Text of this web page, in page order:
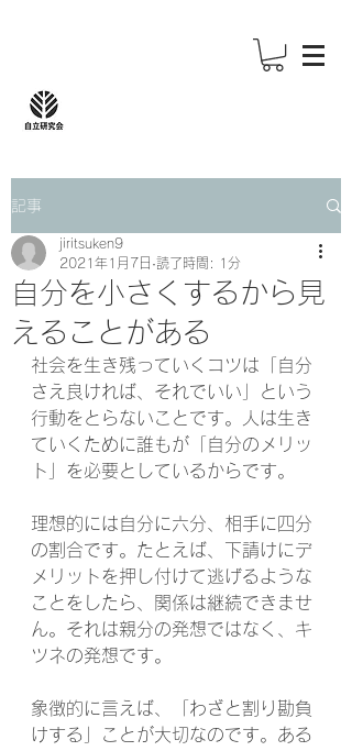
記事
自分を小さくするから見
えることがある
jiritsuken9
2021年1月7日 読了時間: 1分
社会を生き残っていくコツは「自分
さえ良ければ、それでいい」という
行動をとらないことです。人は生き
ていくために誰もが「自分のメリッ
ト」を必要としているからです。
理想的には自分に六分、相手に四分
の割合です。たとえば、下請けにデ
メリットを押し付けて逃げるような
ことをしたら、関係は継続できませ
ん。それは親分の発想ではなく、キ
ツネの発想です。
象徴的に言えば、「わざと割り勘負
けする」ことが大切なのです。ある